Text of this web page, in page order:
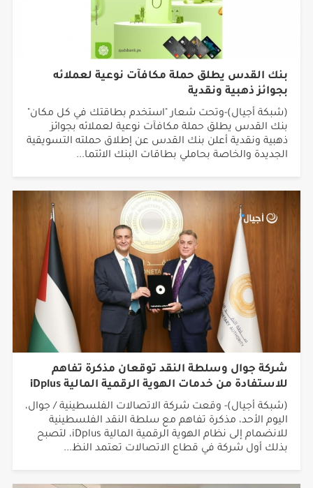
بنك القدس يطلق حملة مكافآت نوعية لعملائه
بجوائز ذهبية ونقدية
(شبكة أجيال)-وتحت شعار "استخدم بطاقتك في كل مكان"
بنك القدس يطلق حملة مكافآت نوعية لعملائه بجوائز
ذهبية ونقدية أعلن بنك القدس عن إطلاق حملته التسويقية
الجديدة والخاصة بحاملي بطاقات البنك الائتما...
شركة جوال وسلطة النقد توقعان مذكرة تفاهم
للاستفادة من خدمات الهوية الرقمية المالية iDplus
(شبكة أجيال)- وقعت شركة الاتصالات الفلسطينية / جوال،
اليوم الأحد، مذكرة تفاهم مع سلطة النقد الفلسطينية
للانضمام إلى نظام الهوية الرقمية المالية iDplus، لتصبح
بذلك أول شركة في قطاع الاتصالات تعتمد النظ...